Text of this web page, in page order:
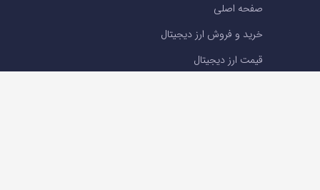
صفحه اصلی
خرید و فروش ارز دیجیتال
قیمت ارز دیجیتال